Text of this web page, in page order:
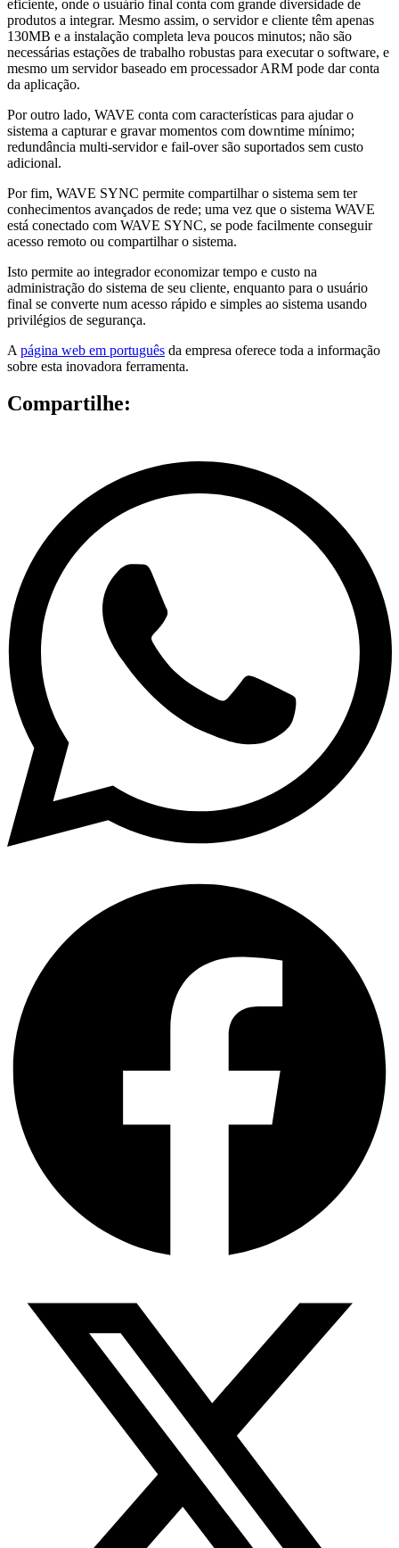
eficiente, onde o usuário final conta com grande diversidade de
produtos a integrar. Mesmo assim, o servidor e cliente têm apenas
130MB e a instalação completa leva poucos minutos; não são
necessárias estações de trabalho robustas para executar o software, e
mesmo um servidor baseado em processador ARM pode dar conta
da aplicação.
Por outro lado, WAVE conta com características para ajudar o
sistema a capturar e gravar momentos com downtime mínimo;
redundância multi-servidor e fail-over são suportados sem custo
adicional.
Por fim, WAVE SYNC permite compartilhar o sistema sem ter
conhecimentos avançados de rede; uma vez que o sistema WAVE
está conectado com WAVE SYNC, se pode facilmente conseguir
acesso remoto ou compartilhar o sistema.
Isto permite ao integrador economizar tempo e custo na
administração do sistema de seu cliente, enquanto para o usuário
final se converte num acesso rápido e simples ao sistema usando
privilégios de segurança.
A página web em português da empresa oferece toda a informação
sobre esta inovadora ferramenta.
Compartilhe: